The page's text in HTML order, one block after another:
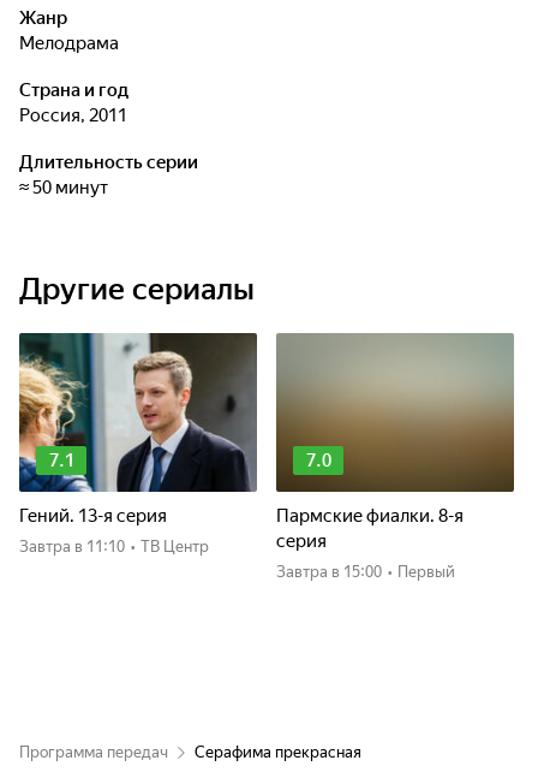
Жанр
мелодрама
Страна и год
Россия, 2011
Длительность серии
≈ 50 минут
Другие сериалы
7.1
Гений. 13-я серия
Завтра в 11:10 • ТВ Центр
7.0
Пармские фиалки. 8-я
серия
Завтра в 15:00 • Первый
Программа передач Серафима прекрасная